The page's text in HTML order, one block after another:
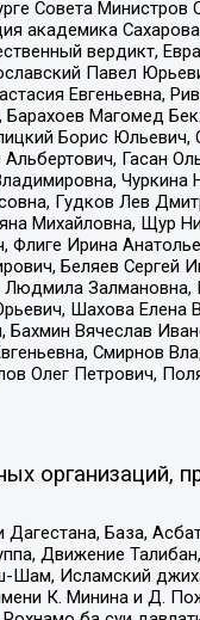
Совета
академика
вердикт,
Павел
Евгеньевна,
Барахоев Магомед
Борис Юльевич,
Гасан
Чуркина
Гудков Лев
Михайловна, Щур
Ирина
Беляев Сергей
Залмановна,
Шахова Елена
Бахмин Вячеслав
Смирнов
Олег Петрович,
организаций,
База,
Движение
Шам, Исламский
К. Минина и Д.